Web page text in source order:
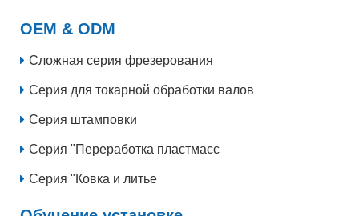
OEM & ODM
Сложная серия фрезерования
Серия для токарной обработки валов
Серия штамповки
Серия "Переработка пластмасс
Серия "Ковка и литье